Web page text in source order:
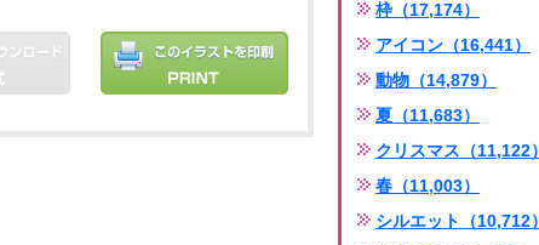
枠（17,174）
アイコン（16,441）
動物（14,879）
夏（11,683）
クリスマス（11,122）
春（11,003）
シルエット（10,712）